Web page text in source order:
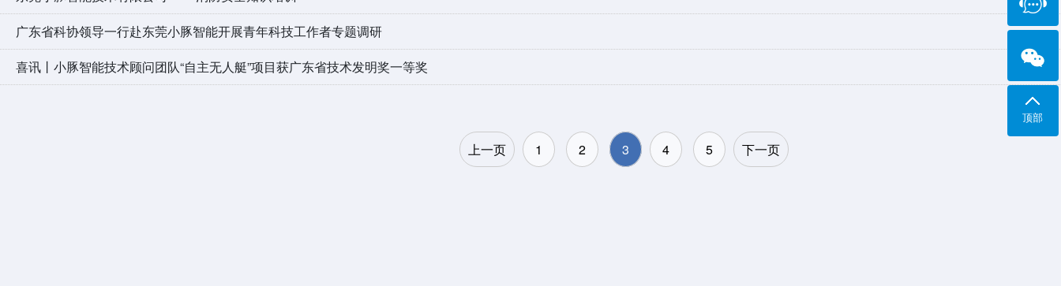
广东省科协领导一行赴东莞小豚智能开展青年科技工作者专题调研
喜讯丨小豚智能技术顾问团队“自主无人艇”项目获广东省技术发明奖一等奖
上一页 1 2 3 4 5 下一页
顶部